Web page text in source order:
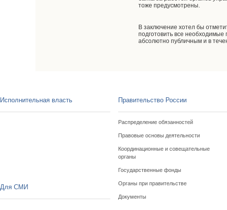
тоже предусмотрены.
В заключение хотел бы
подготовить все
абсолютно публичным и в
Исполнительная власть Правительство России
Распределение обязанностей
Правовые основы деятельности
Координационные и совещательные
органы
Государственные фонды
Органы при правительстве
Документы
Для СМИ